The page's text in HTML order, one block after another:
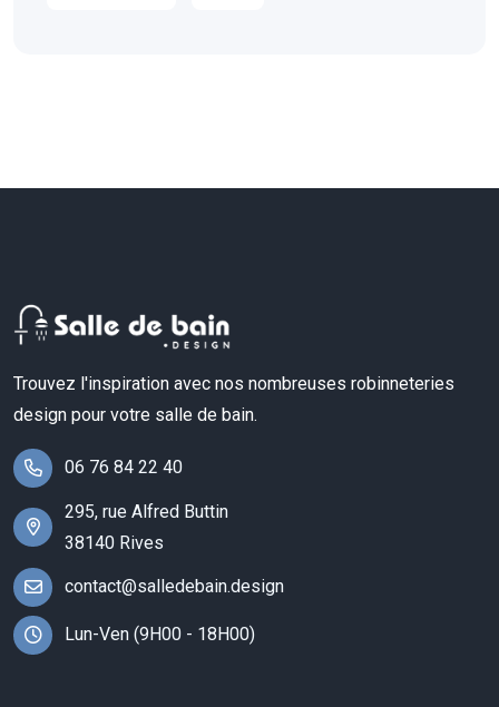
Trouvez l'inspiration avec nos nombreuses robinneteries
design pour votre salle de bain.
06 76 84 22 40
295, rue Alfred Buttin
38140 Rives
contact@salledebain.design
Lun-Ven (9H00 - 18H00)